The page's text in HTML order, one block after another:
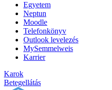
Egyetem
Neptun
Moodle
Telefonkönyv
Outlook levelezés
MySemmelweis
Karrier
Karok
Betegellátás